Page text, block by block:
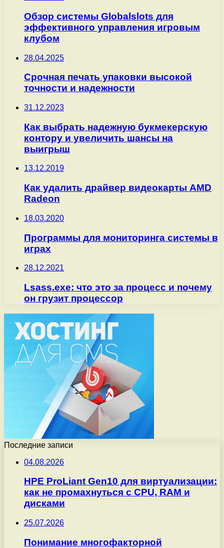
Обзор системы Globalslots для
эффективного управления игровым
клубом
28.04.2025
Срочная печать упаковки высокой
точности и надежности
31.12.2023
Как выбрать надежную букмекерскую
контору и увеличить шансы на
выигрыш
13.12.2019
Как удалить драйвер видеокарты AMD
Radeon
18.03.2020
Программы для мониторинга системы в
играх
28.12.2021
Lsass.exe: что это за процесс и почему
он грузит процессор
Последние записи
04.08.2026
HPE ProLiant Gen10 для виртуализации:
как не промахнуться с CPU, RAM и
дисками
25.07.2026
Понимание многофакторной